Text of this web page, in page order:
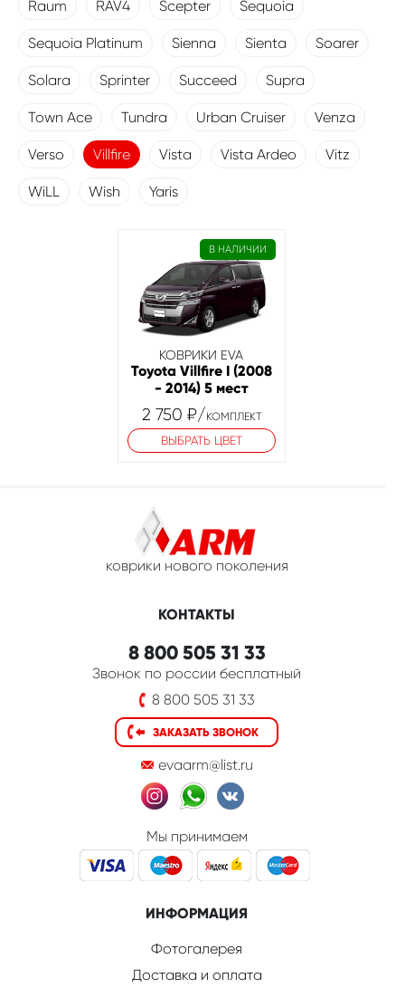
Raum RAV4 Scepter Sequoia
Sequoia Platinum Sienna Sienta Soarer
Solara Sprinter Succeed Supra
Town Ace Tundra Urban Cruiser Venza
Verso Villfire Vista Vista Ardeo Vitz
WiLL Wish Yaris
В НАЛИЧИИ
КОВРИКИ EVA
Toyota Villfire I (2008
- 2014) 5 мест
2 750 ₽/КОМПЛЕКТ
ВЫБРАТЬ ЦВЕТ
коврики нового поколения
КОНТАКТЫ
8 800 505 31 33
Звонок по россии бесплатный
8 800 505 31 33
ЗАКАЗАТЬ ЗВОНОК
evaarm@list.ru
Мы принимаем
ИНФОРМАЦИЯ
Фотогалерея
Доставка и оплата